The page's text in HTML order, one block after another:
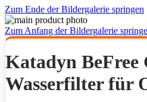
Zum Ende der Bildergalerie springen
Zum Anfang der Bildergalerie
Katadyn
Wasserfilter für